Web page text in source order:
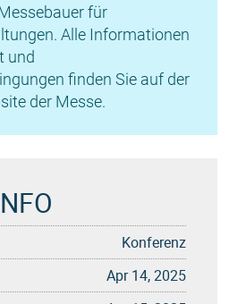
für
Alle Informationen
und
finden Sie auf der
der Messe.
Konferenz
Apr 14, 2025